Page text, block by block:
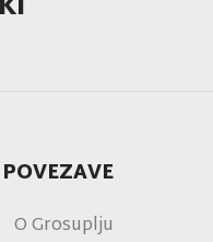
O Grosuplju